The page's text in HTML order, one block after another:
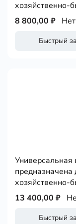
хозяйственно-
Быстрый
8 800,00 ₽
предназначена
хозяйственно-
Быстрый
13 400,00 ₽